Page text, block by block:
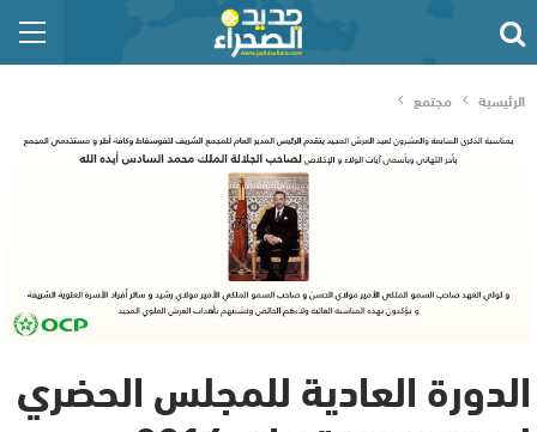
الرئيسية مجتمع
الدورة العادية للمجلس الحضري